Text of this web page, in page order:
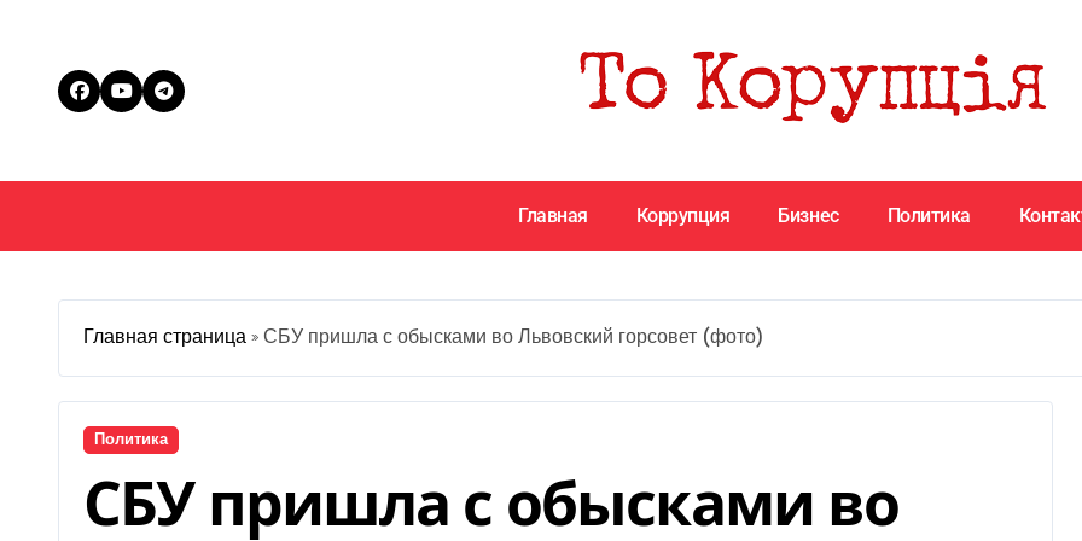
Главная Коррупция Бизнес Политика
Главная страница » СБУ пришла с обысками во Львовский горсовет (фото)
Политика
СБУ пришла с обысками во